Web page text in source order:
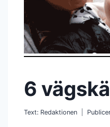
6
Text: Redaktionen